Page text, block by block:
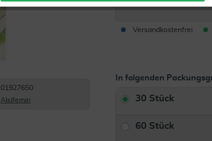
01927650
Alsifemin
Menge:
Versandkostenfrei
In folgenden
30 Stück
60 Stück